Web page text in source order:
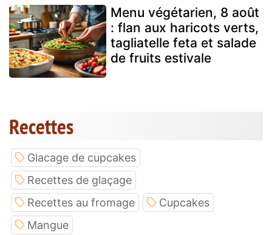
Menu végétarien, 8 août
: flan aux haricots verts,
tagliatelle feta et salade
de fruits estivale
Recettes
Glacage de cupcakes
Recettes de glaçage
Recettes au fromage
Cupcakes
Mangue